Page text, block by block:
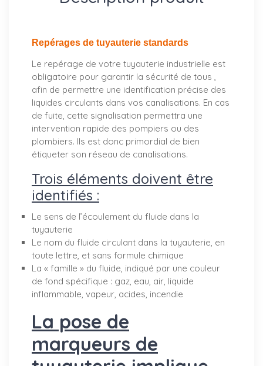
Repérages de tuyauterie standards
Le repérage de votre tuyauterie industrielle est
obligatoire pour garantir la sécurité de tous ,
afin de permettre une identification précise des
liquides circulants dans vos canalisations. En cas
de fuite, cette signalisation permettra une
intervention rapide des pompiers ou des
plombiers. Ils est donc primordial de bien
étiqueter son réseau de canalisations.
Trois éléments doivent être
identifiés :
Le sens de l’écoulement du fluide dans la
tuyauterie
Le nom du fluide circulant dans la tuyauterie, en
toute lettre, et sans formule chimique
La « famille » du fluide, indiqué par une couleur
de fond spécifique : gaz, eau, air, liquide
inflammable, vapeur, acides, incendie
La pose de
marqueurs de